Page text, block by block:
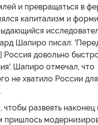
и превращаться в
капитализм и
Шапиро писал:
довольно
Шапиро отмечал, что
не хватило России
чтобы развеять
пришлось